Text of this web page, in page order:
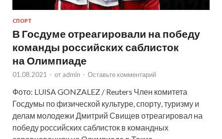
СПОРТ
В Госдуме отреагировали на победу
команды российских саблисток
на Олимпиаде
01.08.2021 - от admin - Оставьте комментарий
Фото: LUISA GONZALEZ / Reuters Член комитета
Госдумы по физической культуре, спорту, туризму и
делам молодежи Дмитрий Свищев отреагировал на
победу российских саблисток в командных